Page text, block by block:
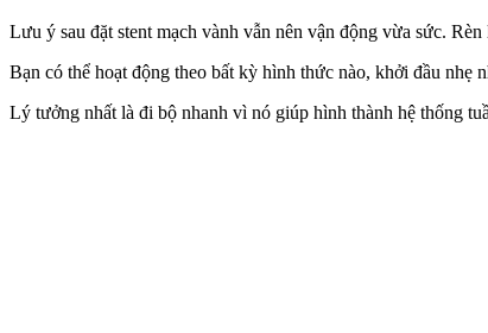
Lưu ý sau đặt stent mạch vành vẫn nên vận động vừa sức.
Bạn có thể hoạt động theo bất kỳ hình thức nào, khởi đầu nhẹ
Lý tưởng nhất là đi bộ nhanh vì nó giúp hình thành hệ thống